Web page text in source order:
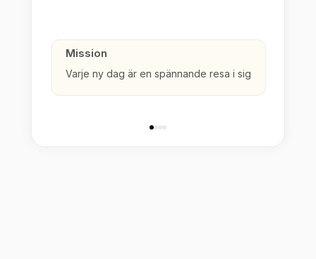
Mission
Varje ny dag är en spännande resa i sig